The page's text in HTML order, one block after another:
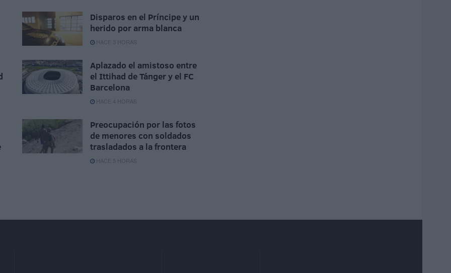
Disparos en el Príncipe y un
herido por arma blanca
HACE 3 HORAS
Aplazado el amistoso entre
el Ittihad de Tánger y el FC
Barcelona
HACE 4 HORAS
Preocupación por las fotos
de menores con soldados
trasladados a la frontera
HACE 5 HORAS